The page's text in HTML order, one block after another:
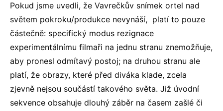
Pokud jsme uvedli, že Vavrečkův snímek ortel nad
světem pokroku/produkce nevynáší, platí to pouze
částečně: specifický modus rezignace
experimentálnímu filmaři na jednu stranu znemožňuje,
aby pronesl odmítavý postoj; na druhou stranu ale
platí, že obrazy, které před diváka klade, zcela
zjevně nejsou součástí takového světa. Již úvodní
sekvence obsahuje dlouhý záběr na časem zašlé či